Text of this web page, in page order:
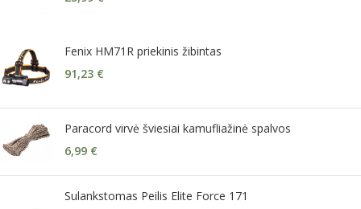
Fenix HM71R priekinis žibintas
91,23 €
Paracord virvė šviesiai kamufliažinė spalvos
6,99 €
Sulankstomas Peilis Elite Force 171